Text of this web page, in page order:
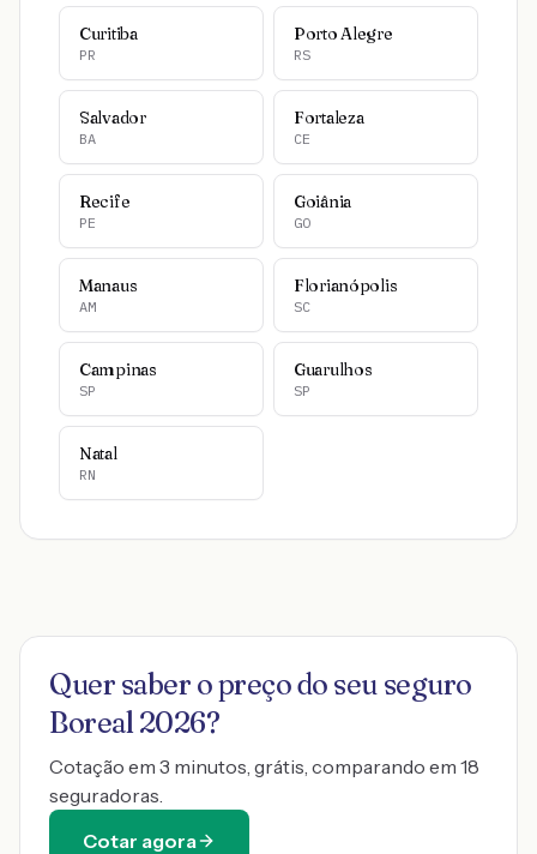
Curitiba
PR
Porto Alegre
RS
Salvador
BA
Fortaleza
CE
Recife
PE
Goiânia
GO
Manaus
AM
Florianópolis
SC
Campinas
SP
Guarulhos
SP
Natal
RN
Quer saber o preço do seu seguro
Boreal 2026?
Cotação em 3 minutos, grátis, comparando em 18
seguradoras.
Cotar agora